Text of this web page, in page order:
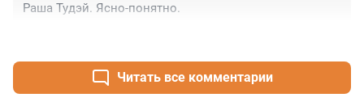
Раша Тудэй. Ясно-понятно.
Читать все комментарии